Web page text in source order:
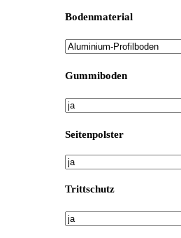
Bodenmaterial
Gummiboden
Seitenpolster
Trittschutz